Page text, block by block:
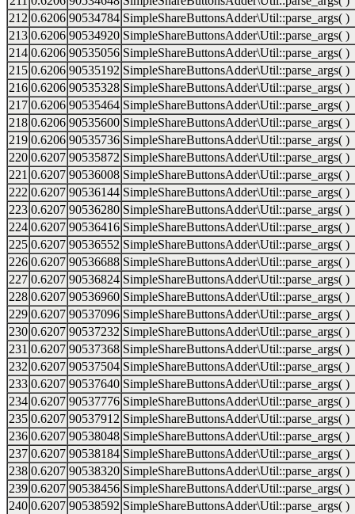
212 0.6206 90534784 SimpleShareButtonsAdder\Util::parse_args( )
213 0.6206 90534920 SimpleShareButtonsAdder\Util::parse_args( )
214 0.6206 90535056 SimpleShareButtonsAdder\Util::parse_args( )
215 0.6206 90535192 SimpleShareButtonsAdder\Util::parse_args( )
216 0.6206 90535328 SimpleShareButtonsAdder\Util::parse_args( )
217 0.6206 90535464 SimpleShareButtonsAdder\Util::parse_args( )
218 0.6206 90535600 SimpleShareButtonsAdder\Util::parse_args( )
219 0.6206 90535736 SimpleShareButtonsAdder\Util::parse_args( )
220 0.6207 90535872 SimpleShareButtonsAdder\Util::parse_args( )
221 0.6207 90536008 SimpleShareButtonsAdder\Util::parse_args( )
222 0.6207 90536144 SimpleShareButtonsAdder\Util::parse_args( )
223 0.6207 90536280 SimpleShareButtonsAdder\Util::parse_args( )
224 0.6207 90536416 SimpleShareButtonsAdder\Util::parse_args( )
225 0.6207 90536552 SimpleShareButtonsAdder\Util::parse_args( )
226 0.6207 90536688 SimpleShareButtonsAdder\Util::parse_args( )
227 0.6207 90536824 SimpleShareButtonsAdder\Util::parse_args( )
228 0.6207 90536960 SimpleShareButtonsAdder\Util::parse_args( )
229 0.6207 90537096 SimpleShareButtonsAdder\Util::parse_args( )
230 0.6207 90537232 SimpleShareButtonsAdder\Util::parse_args( )
231 0.6207 90537368 SimpleShareButtonsAdder\Util::parse_args( )
232 0.6207 90537504 SimpleShareButtonsAdder\Util::parse_args( )
233 0.6207 90537640 SimpleShareButtonsAdder\Util::parse_args( )
234 0.6207 90537776 SimpleShareButtonsAdder\Util::parse_args( )
235 0.6207 90537912 SimpleShareButtonsAdder\Util::parse_args( )
236 0.6207 90538048 SimpleShareButtonsAdder\Util::parse_args( )
237 0.6207 90538184 SimpleShareButtonsAdder\Util::parse_args( )
238 0.6207 90538320 SimpleShareButtonsAdder\Util::parse_args( )
239 0.6207 90538456 SimpleShareButtonsAdder\Util::parse_args( )
240 0.6207 90538592 SimpleShareButtonsAdder\Util::parse_args( )